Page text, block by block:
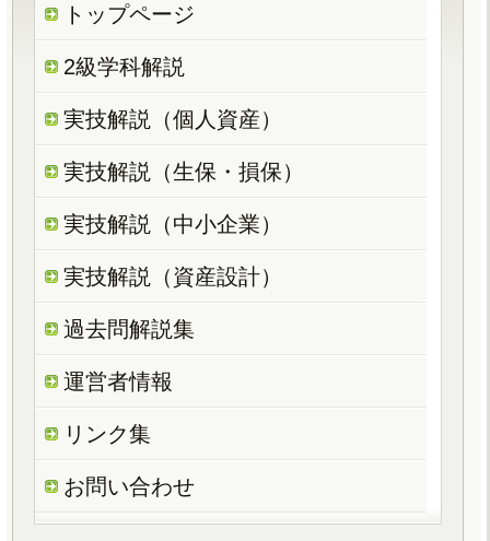
トップページ
2級学科解説
実技解説（個人資産）
実技解説（生保・損保）
実技解説（中小企業）
実技解説（資産設計）
過去問解説集
運営者情報
リンク集
お問い合わせ